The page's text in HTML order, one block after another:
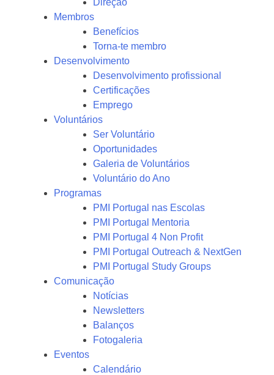
Direção
Membros
Benefícios
Torna-te membro
Desenvolvimento
Desenvolvimento profissional
Certificações
Emprego
Voluntários
Ser Voluntário
Oportunidades
Galeria de Voluntários
Voluntário do Ano
Programas
PMI Portugal nas Escolas
PMI Portugal Mentoria
PMI Portugal 4 Non Profit
PMI Portugal Outreach & NextGen
PMI Portugal Study Groups
Comunicação
Notícias
Newsletters
Balanços
Fotogaleria
Eventos
Calendário